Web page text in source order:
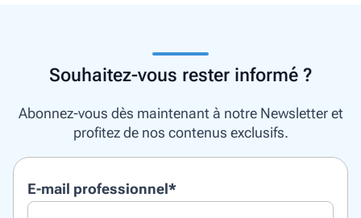
Souhaitez-vous rester informé ?
Abonnez-vous dès maintenant à notre Newsletter et
profitez de nos contenus exclusifs.
E-mail professionnel*